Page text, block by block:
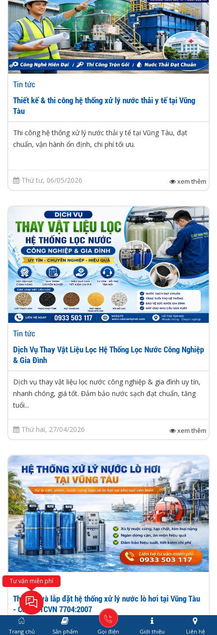
Tin tức
Thiết kế & thi công hệ thống xử lý nước thải y tế tại Vũng
Tàu
Thi công hệ thống xử lý nước thải y tế tại Vũng Tàu, đạt
chuẩn, vận hành ổn định, chi phí tối ưu.
Thứ tư, 06/05/2026 xem thêm
Tin tức
Dịch Vụ Thay Vật Liệu Lọc Hệ Thống Lọc Nước Công Nghiệp
& Gia Đình
Dịch vụ thay vật liệu lọc nước công nghiệp & gia đình uy tín,
nhanh chóng, giá tốt. Đảm bảo nước sạch đạt chuẩn, tăng
tuổi...
Thứ hai, 27/04/2026 xem thêm
Tin tức
Thiết kế và lắp đặt hệ thống xử lý nước lò hơi tại Vũng Tàu
- Chuẩn TCVN 7704:2007
Hệ thống xử lý nước lò hơi tại Vũng Tàu đóng vai trò quan
Tư vấn miễn phí
Trang chủ Sản phẩm Gọi điện Giới thiệu Liên hệ